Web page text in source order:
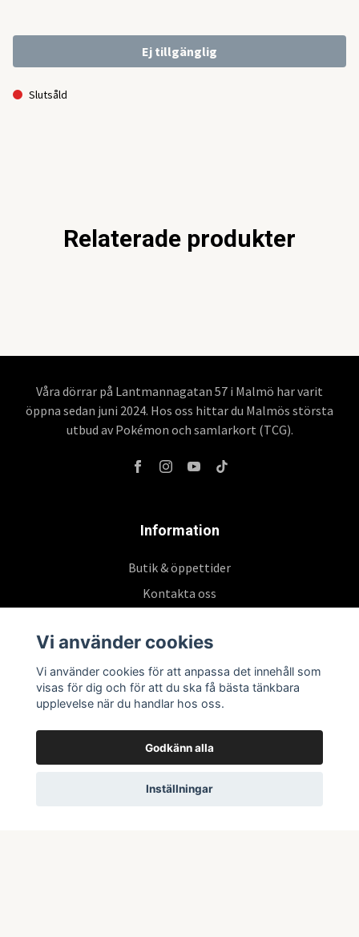
Ej tillgänglig
Slutsåld
Relaterade produkter
Våra dörrar på Lantmannagatan 57 i Malmö har varit
öppna sedan juni 2024. Hos oss hittar du Malmös största
utbud av Pokémon och samlarkort (TCG).
Information
Butik & öppettider
Kontakta oss
Prenumerera på vårt nyhetsbrev
Prenumerera
Vi använder cookies
Vi använder cookies för att anpassa det innehåll som
visas för dig och för att du ska få bästa tänkbara
upplevelse när du handlar hos oss.
Godkänn alla
Inställningar